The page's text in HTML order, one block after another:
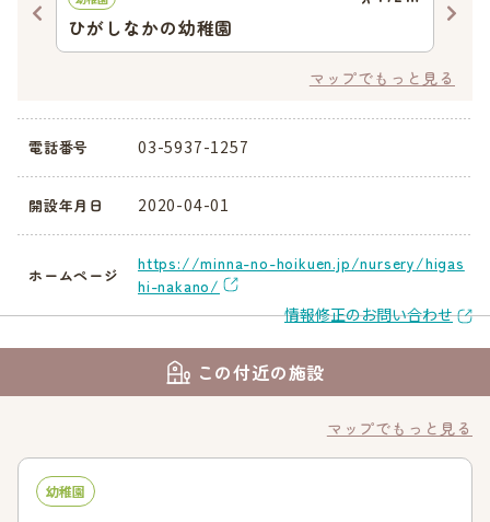
ひがしなかの幼稚園
マップでもっと見る
電話番号 03-5937-1257
開設年月日 2020-04-01
ホームページ
https://minna-no-hoikuen.jp/nursery/higas
hi-nakano/
情報修正のお問い合わせ
この付近の施設
マップでもっと見る
幼稚園